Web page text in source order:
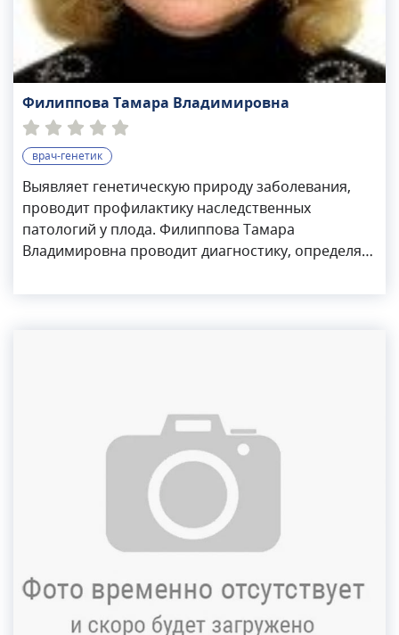
Филиппова Тамара Владимировна
врач-генетик
Выявляет генетическую природу заболевания,
проводит профилактику наследственных
патологий у плода. Филиппова Тамара
Владимировна проводит диагностику, определяет